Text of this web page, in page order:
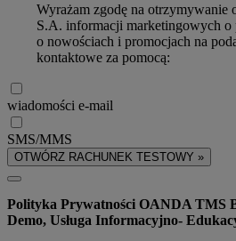
Wyrażam zgodę na
S.A. informacji marketingowych o
o nowościach i promocjach na
kontaktowe za pomocą:
wiadomości e-mail
SMS/MMS
OTWÓRZ RACHUNEK TESTOWY »
Polityka Prywatności OANDA TMS
Demo, Usługa Informacyjno-